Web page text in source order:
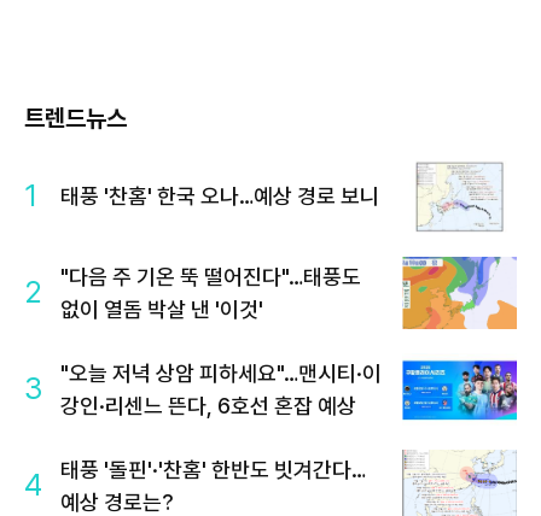
트렌드뉴스
1 태풍 '찬홈' 한국 오나…예상 경로 보니
2
"다음 주 기온 뚝 떨어진다"…태풍도
없이 열돔 박살 낸 '이것'
3
"오늘 저녁 상암 피하세요"…맨시티·이
강인·리센느 뜬다, 6호선 혼잡 예상
4
태풍 '돌핀'·'찬홈' 한반도 빗겨간다…
예상 경로는?